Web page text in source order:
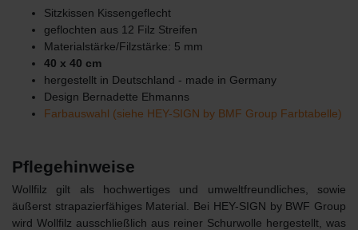
Sitzkissen Kissengeflecht
geflochten aus 12 Filz Streifen
Materialstärke/Filzstärke: 5 mm
40 x 40 cm
hergestellt in Deutschland - made in Germany
Design Bernadette Ehmanns
Farbauswahl (siehe HEY-SIGN by BMF Group Farbtabelle)
Pflegehinweise
Wollfilz gilt als hochwertiges und umweltfreundliches, sowie
äußerst strapazierfähiges Material. Bei HEY-SIGN by BWF Group
wird Wollfilz ausschließlich aus reiner Schurwolle hergestellt, was